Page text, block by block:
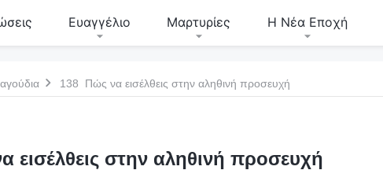
Ευαγγέλιο Μαρτυρίες Η Νέα Εποχή
138 Πώς να εισέλθεις στην αληθινή προσευχή
εισέλθεις στην αληθινή προσευχή